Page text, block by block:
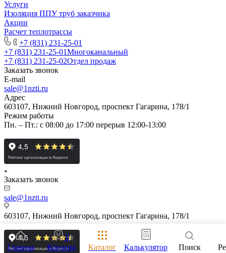
Услуги
Изоляция ППУ труб заказчика
Акции
Расчет теплотрассы
+7 (831) 231-25-01
+7 (831) 231-25-01Многоканальный
+7 (831) 231-25-02Отдел продаж
Заказать звонок
E-mail
sale@1nzti.ru
Адрес
603107, Нижний Новгород, проспект Гагарина, 178/1
Режим работы
Пн. – Пт.: с 08:00 до 17:00 перерыв 12:00-13:00
Заказать звонок
sale@1nzti.ru
603107, Нижний Новгород, проспект Гагарина, 178/1
Главная
0
Корзина
Каталог Калькулятор Поиск